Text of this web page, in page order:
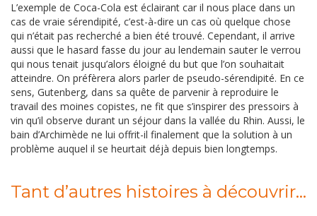
L’exemple de Coca-Cola est éclairant car il nous place dans un
cas de vraie sérendipité, c’est-à-dire un cas où quelque chose
qui n’était pas recherché a bien été trouvé. Cependant, il arrive
aussi que le hasard fasse du jour au lendemain sauter le verrou
qui nous tenait jusqu’alors éloigné du but que l’on souhaitait
atteindre. On préfèrera alors parler de pseudo-sérendipité. En ce
sens, Gutenberg, dans sa quête de parvenir à reproduire le
travail des moines copistes, ne fit que s’inspirer des pressoirs à
vin qu’il observe durant un séjour dans la vallée du Rhin. Aussi, le
bain d’Archimède ne lui offrit-il finalement que la solution à un
problème auquel il se heurtait déjà depuis bien longtemps.
Tant d’autres histoires à découvrir...